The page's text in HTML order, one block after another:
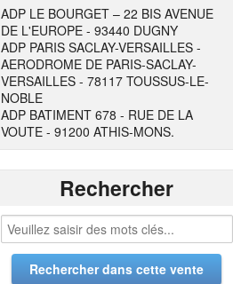
ADP LE BOURGET – 22 BIS AVENUE
DE L'EUROPE - 93440 DUGNY
ADP PARIS SACLAY-VERSAILLES -
AERODROME DE PARIS-SACLAY-
VERSAILLES - 78117 TOUSSUS-LE-
NOBLE
ADP BATIMENT 678 - RUE DE LA
VOUTE - 91200 ATHIS-MONS.
Rechercher